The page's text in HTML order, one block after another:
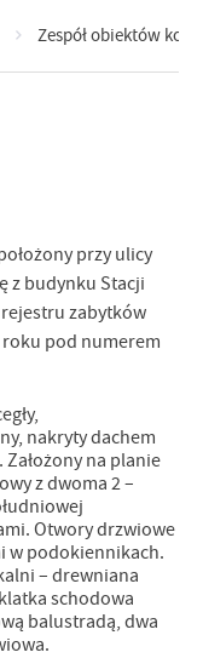
Zespół obiektów
przy ulicy
z budynku Stacji
zabytków
pod numerem
nakryty dachem
na planie
z dwoma 2 –
Otwory drzwiowe
w podokiennikach.
– drewniana
schodowa
balustradą, dwa